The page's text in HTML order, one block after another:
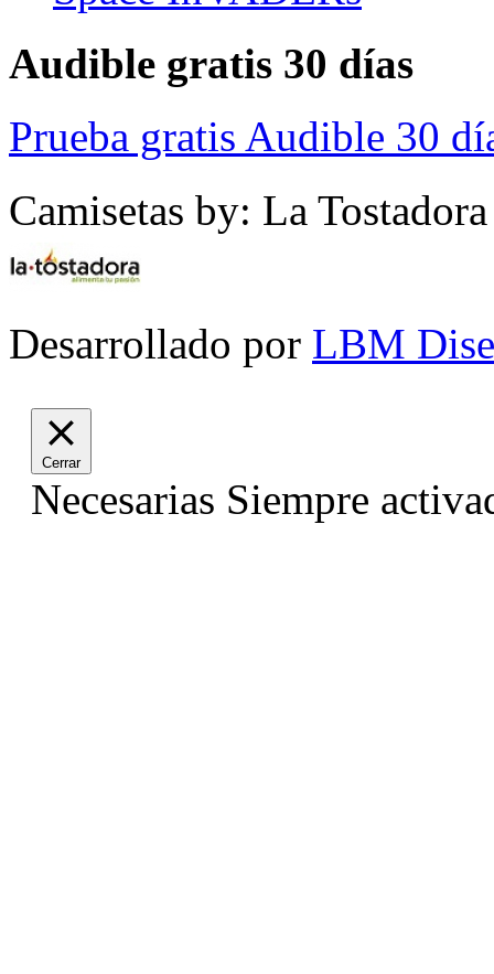
Audible gratis 30 días
Prueba gratis Audible 30
Camisetas by: La Tostadora
Desarrollado por LBM
Cerrar
Necesarias Siempre